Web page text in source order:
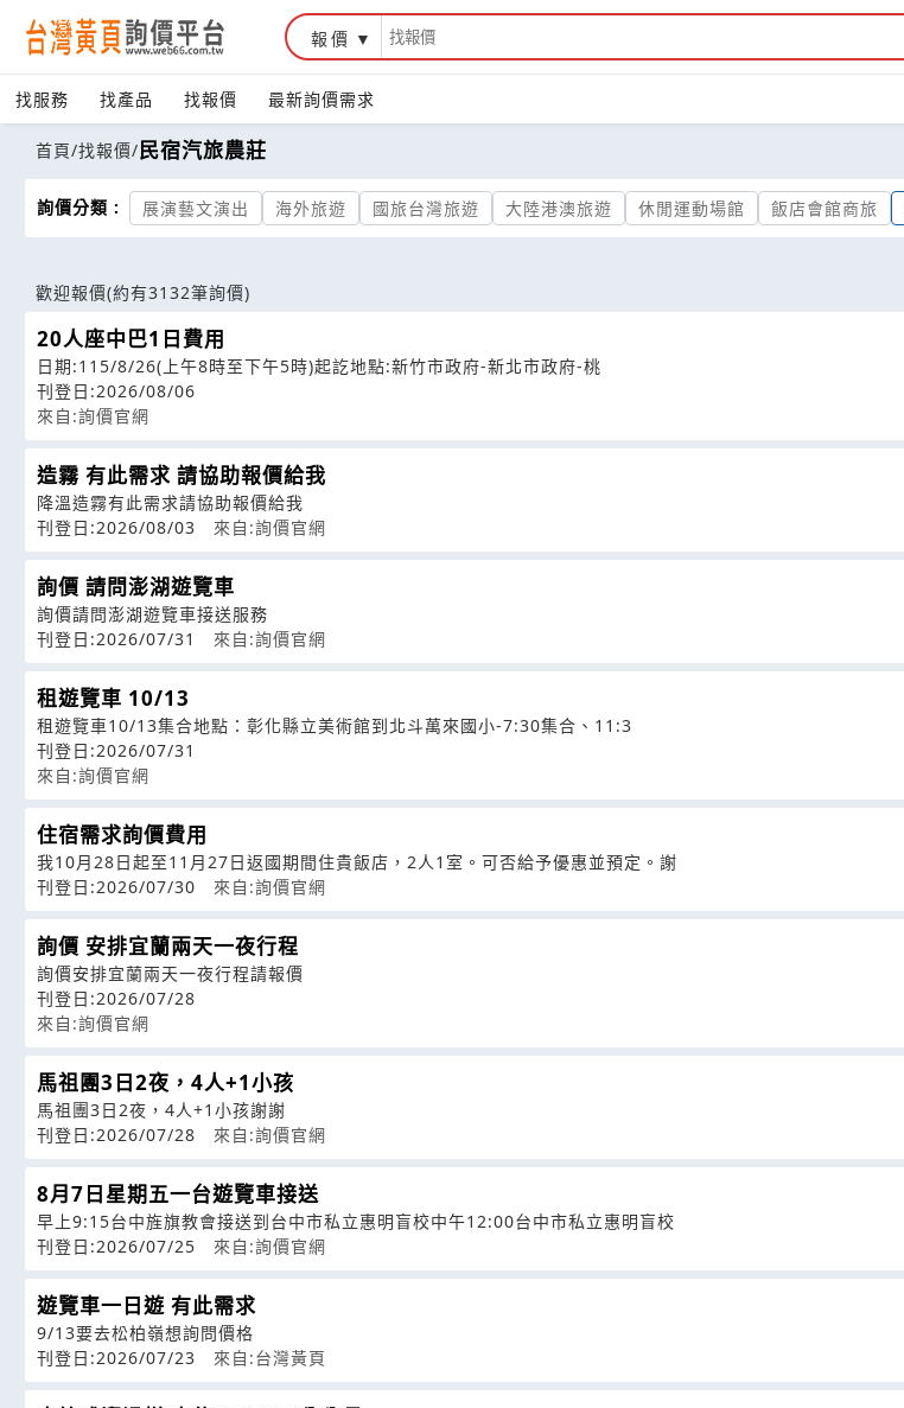
報價
找服務 找產品 找報價 最新詢價需求
首頁/找報價/民宿汽旅農莊
詢價分類 : 展演藝文演出 海外旅遊 國旅台灣旅遊 大陸港澳旅遊 休閒運動場館 飯店會館商旅
歡迎報價(約有3132筆詢價)
20人座中巴1日費用
日期:115/8/26(上午8時至下午5時)起訖地點:新竹市政府-新北市政府-桃
刊登日:2026/08/06
來自:詢價官網
造霧 有此需求 請協助報價給我
降溫造霧有此需求請協助報價給我
刊登日:2026/08/03
來自:詢價官網
詢價 請問澎湖遊覽車
詢價請問澎湖遊覽車接送服務
刊登日:2026/07/31
來自:詢價官網
租遊覽車 10/13
租遊覽車10/13集合地點：彰化縣立美術館到北斗萬來國小-7:30集合、11:3
刊登日:2026/07/31
來自:詢價官網
住宿需求詢價費用
我10月28日起至11月27日返國期間住貴飯店，2人1室。可否給予優惠並預定。謝
刊登日:2026/07/30
來自:詢價官網
詢價 安排宜蘭兩天一夜行程
詢價安排宜蘭兩天一夜行程請報價
刊登日:2026/07/28
來自:詢價官網
馬祖團3日2夜，4人+1小孩
馬祖團3日2夜，4人+1小孩謝謝
刊登日:2026/07/28
來自:詢價官網
8月7日星期五一台遊覽車接送
早上9:15台中旌旗教會接送到台中市私立惠明盲校中午12:00台中市私立惠明盲校
刊登日:2026/07/25
來自:詢價官網
遊覽車一日遊 有此需求
9/13要去松柏嶺想詢問價格
刊登日:2026/07/23
來自:台灣黃頁